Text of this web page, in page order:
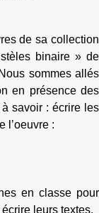
de sa collection
binaire » de
Nous sommes allés
en présence des
àsavoir : écrire les
l’oeuvre :
en classe pour
leurs textes.